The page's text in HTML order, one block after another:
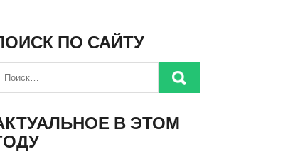
ПО САЙТУ
В ЭТОМ